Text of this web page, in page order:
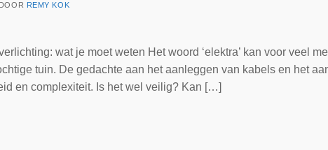
DOOR REMY KOK
wat je moet weten Het woord ‘elektra’ kan voor veel
tuin. De gedachte aan het aanleggen van kabels en het
en complexiteit. Is het wel veilig? Kan […]